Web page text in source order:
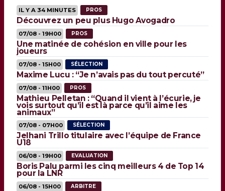
IL Y A 34 MINUTES PROS
Découvrez un peu plus Hugo Avogadro
07/08 - 19H00 PROS
Une matinée de cohésion en ville pour les
joueurs
07/08 - 15H00 SÉLECTION
Maxime Lucu : “Je n’avais pas du tout percuté”
07/08 - 11H00 PROS
Mathieu Pelletan : “Quand il vient à l’écurie, je
vois surtout qu’il est là parce qu’il aime les
animaux”
07/08 - 07H00 SÉLECTION
Jelhani Trillo titulaire avec l’équipe de France
U18
06/08 - 19H00 EVALUATION
Boris Palu parmi les cinq meilleurs 4 de Top 14
pour la LNR
06/08 - 15H00 ARBITRE